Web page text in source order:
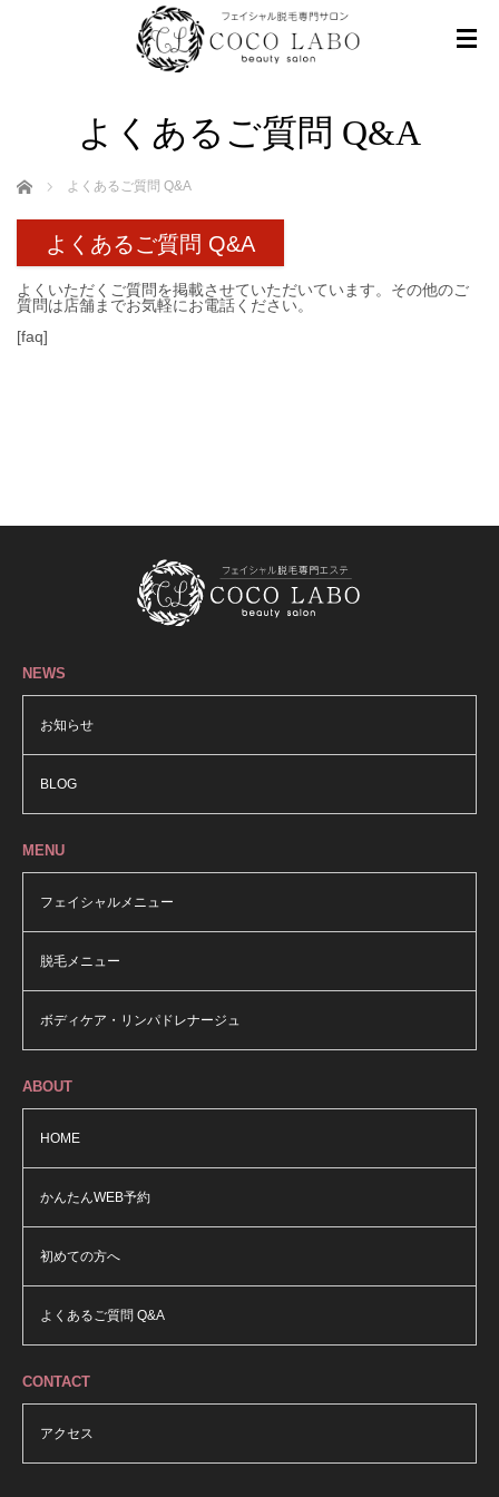
よくあるご質問 Q&A
ホーム よくあるご質問 Q&A
よくあるご質問 Q&A
よくいただくご質問を掲載させていただいています。その他のご
質問は店舗までお気軽にお電話ください。
[faq]
NEWS
お知らせ
BLOG
MENU
フェイシャルメニュー
脱毛メニュー
ボディケア・リンパドレナージュ
ABOUT
HOME
かんたんWEB予約
初めての方へ
よくあるご質問 Q&A
CONTACT
アクセス